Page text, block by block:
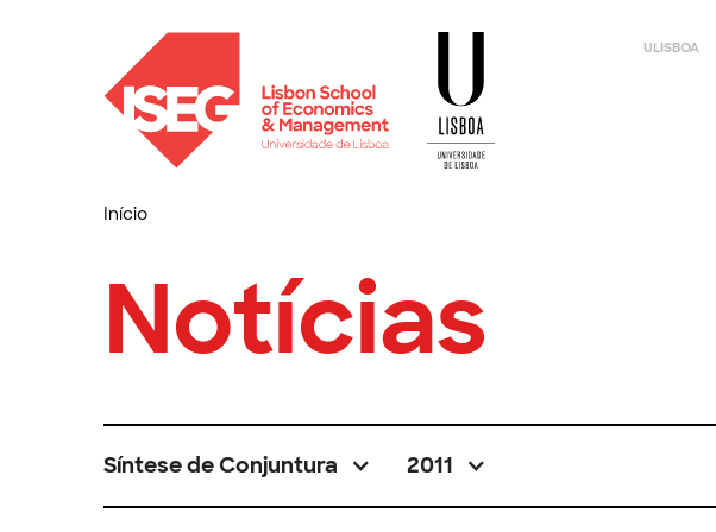
ULISBOA
Início
Notícias
Síntese de Conjuntura 2011